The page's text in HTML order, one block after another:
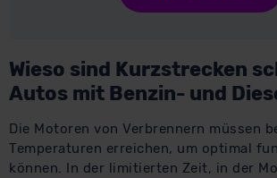
Wieso sind Kurzstrecken
Autos mit Benzin- und
Die Motoren von Verbrennern müssen
Temperaturen erreichen, um optimal
können. In der limitierten Zeit, in der